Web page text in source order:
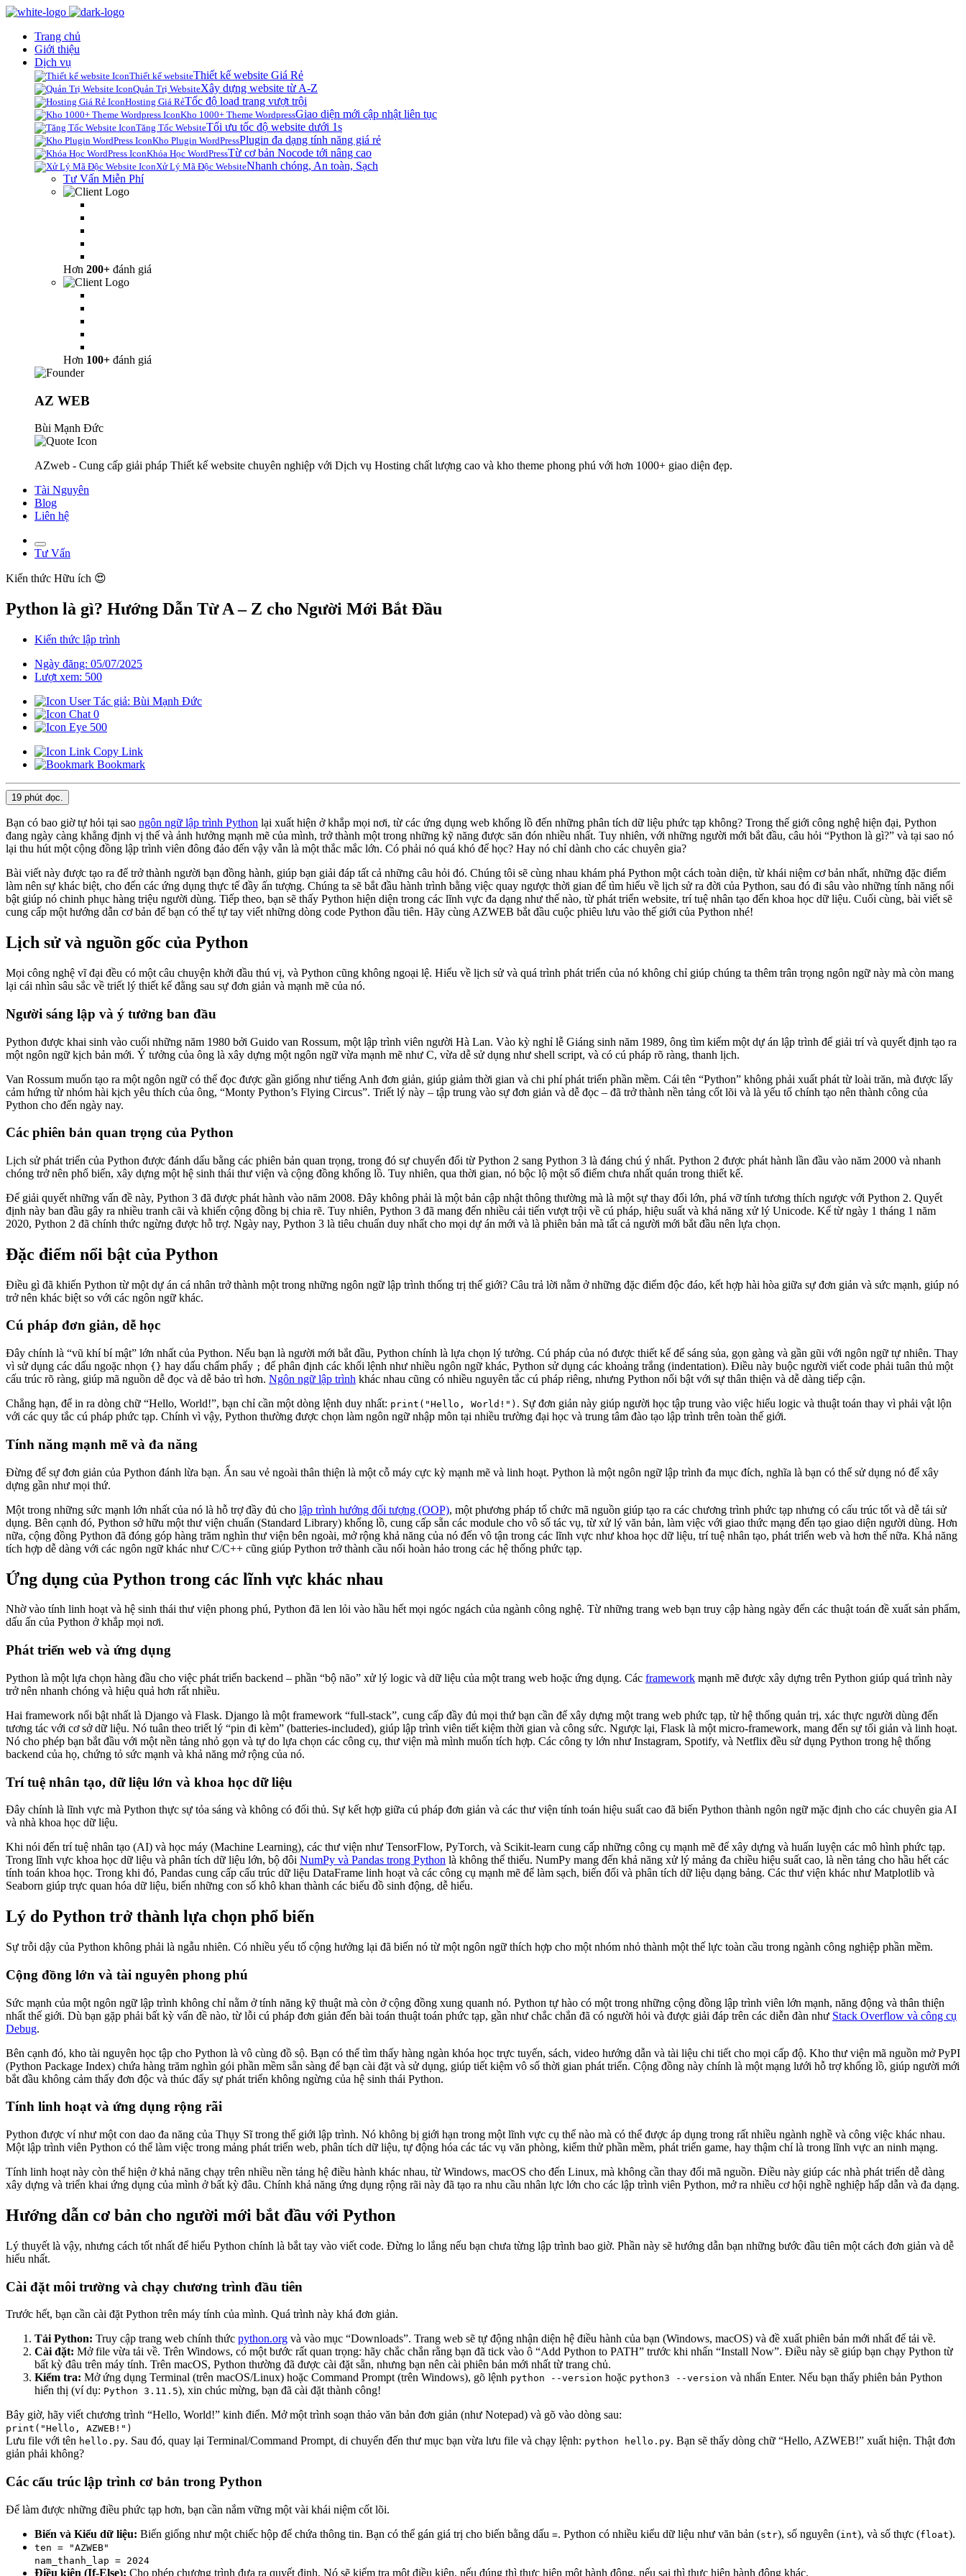
Trang chủ
Giới thiệu
Dịch vụ
Thiết kế websiteThiết kế website Giá Rẻ
Quản Trị WebsiteXây dựng website từ A-Z
Hosting Giá RẻTốc độ load trang vượt trội
Kho 1000+ Theme WordpressGiao diện mới cập nhật liên tục
Tăng Tốc WebsiteTối ưu tốc độ website dưới 1s
Kho Plugin WordPressPlugin đa dạng tính năng giá rẻ
Khóa Học WordPressTừ cơ bản Nocode tới nâng cao
Xử Lý Mã Độc WebsiteNhanh chóng, An toàn, Sạch
Tư Vấn Miễn Phí
Hơn 200+ đánh giá
Hơn 100+ đánh giá
AZ WEB
Bùi Mạnh Đức
AZweb - Cung cấp giải pháp Thiết kế website chuyên nghiệp với Dịch vụ Hosting chất lượng cao và kho theme phong phú với hơn 1000+ giao diện đẹp.
Tài Nguyên
Blog
Liên hệ
Tư Vấn
Kiến thức Hữu ích 😍
Python là gì? Hướng Dẫn Từ A – Z cho Người Mới Bắt Đầu
Kiến thức lập trình
Ngày đăng: 05/07/2025
Lượt xem: 500
Tác giả: Bùi Mạnh Đức
0
500
Copy Link
Bookmark
19 phút đọc.
Bạn có bao giờ tự hỏi tại sao ngôn ngữ lập trình Python lại xuất hiện ở khắp mọi nơi, từ các ứng dụng web khổng lồ đến những phân tích dữ liệu phức tạp không? Trong thế giới công nghệ hiện đại, Python
đang ngày càng khẳng định vị thế và ảnh hưởng mạnh mẽ của mình, trở thành một trong những kỹ năng được săn đón nhiều nhất. Tuy nhiên, với những người mới bắt đầu, câu hỏi “Python là gì?” và tại sao nó
lại thu hút một cộng đồng lập trình viên đông đảo đến vậy vẫn là một thắc mắc lớn. Có phải nó quá khó để học? Hay nó chỉ dành cho các chuyên gia?
Bài viết này được tạo ra để trở thành người bạn đồng hành, giúp bạn giải đáp tất cả những câu hỏi đó. Chúng tôi sẽ cùng nhau khám phá Python một cách toàn diện, từ khái niệm cơ bản nhất, những đặc điểm
làm nên sự khác biệt, cho đến các ứng dụng thực tế đầy ấn tượng. Chúng ta sẽ bắt đầu hành trình bằng việc quay ngược thời gian để tìm hiểu về lịch sử ra đời của Python, sau đó đi sâu vào những tính năng nổi
bật giúp nó chinh phục hàng triệu người dùng. Tiếp theo, bạn sẽ thấy Python hiện diện trong các lĩnh vực đa dạng như thế nào, từ phát triển website, trí tuệ nhân tạo đến khoa học dữ liệu. Cuối cùng, bài viết sẽ
cung cấp một hướng dẫn cơ bản để bạn có thể tự tay viết những dòng code Python đầu tiên. Hãy cùng AZWEB bắt đầu cuộc phiêu lưu vào thế giới của Python nhé!
Lịch sử và nguồn gốc của Python
Mọi công nghệ vĩ đại đều có một câu chuyện khởi đầu thú vị, và Python cũng không ngoại lệ. Hiểu về lịch sử và quá trình phát triển của nó không chỉ giúp chúng ta thêm trân trọng ngôn ngữ này mà còn mang
lại cái nhìn sâu sắc về triết lý thiết kế đằng sau sự đơn giản và mạnh mẽ của nó.
Người sáng lập và ý tưởng ban đầu
Python được khai sinh vào cuối những năm 1980 bởi Guido van Rossum, một lập trình viên người Hà Lan. Vào kỳ nghỉ lễ Giáng sinh năm 1989, ông tìm kiếm một dự án lập trình để giải trí và quyết định tạo ra
một ngôn ngữ kịch bản mới. Ý tưởng của ông là xây dựng một ngôn ngữ vừa mạnh mẽ như C, vừa dễ sử dụng như shell script, và có cú pháp rõ ràng, thanh lịch.
Van Rossum muốn tạo ra một ngôn ngữ có thể đọc được gần giống như tiếng Anh đơn giản, giúp giảm thời gian và chi phí phát triển phần mềm. Cái tên “Python” không phải xuất phát từ loài trăn, mà được lấy
cảm hứng từ nhóm hài kịch yêu thích của ông, “Monty Python’s Flying Circus”. Triết lý này – tập trung vào sự đơn giản và dễ đọc – đã trở thành nền tảng cốt lõi và là yếu tố chính tạo nên thành công của
Python cho đến ngày nay.
Các phiên bản quan trọng của Python
Lịch sử phát triển của Python được đánh dấu bằng các phiên bản quan trọng, trong đó sự chuyển đổi từ Python 2 sang Python 3 là đáng chú ý nhất. Python 2 được phát hành lần đầu vào năm 2000 và nhanh
chóng trở nên phổ biến, xây dựng một hệ sinh thái thư viện và cộng đồng khổng lồ. Tuy nhiên, qua thời gian, nó bộc lộ một số điểm chưa nhất quán trong thiết kế.
Để giải quyết những vấn đề này, Python 3 đã được phát hành vào năm 2008. Đây không phải là một bản cập nhật thông thường mà là một sự thay đổi lớn, phá vỡ tính tương thích ngược với Python 2. Quyết
định này ban đầu gây ra nhiều tranh cãi và khiến cộng đồng bị chia rẽ. Tuy nhiên, Python 3 đã mang đến nhiều cải tiến vượt trội về cú pháp, hiệu suất và khả năng xử lý Unicode. Kể từ ngày 1 tháng 1 năm
2020, Python 2 đã chính thức ngừng được hỗ trợ. Ngày nay, Python 3 là tiêu chuẩn duy nhất cho mọi dự án mới và là phiên bản mà tất cả người mới bắt đầu nên lựa chọn.
Đặc điểm nổi bật của Python
Điều gì đã khiến Python từ một dự án cá nhân trở thành một trong những ngôn ngữ lập trình thống trị thế giới? Câu trả lời nằm ở những đặc điểm độc đáo, kết hợp hài hòa giữa sự đơn giản và sức mạnh, giúp nó
trở nên khác biệt so với các ngôn ngữ khác.
Cú pháp đơn giản, dễ học
Đây chính là “vũ khí bí mật” lớn nhất của Python. Nếu bạn là người mới bắt đầu, Python chính là lựa chọn lý tưởng. Cú pháp của nó được thiết kế để sáng sủa, gọn gàng và gần gũi với ngôn ngữ tự nhiên. Thay
vì sử dụng các dấu ngoặc nhọn {} hay dấu chấm phẩy ; để phân định các khối lệnh như nhiều ngôn ngữ khác, Python sử dụng các khoảng trắng (indentation). Điều này buộc người viết code phải tuân thủ một
cấu trúc rõ ràng, giúp mã nguồn dễ đọc và dễ bảo trì hơn. Ngôn ngữ lập trình khác nhau cũng có nhiều nguyên tắc cú pháp riêng, nhưng Python nổi bật với sự thân thiện và dễ dàng tiếp cận.
Chẳng hạn, để in ra dòng chữ “Hello, World!”, bạn chỉ cần một dòng lệnh duy nhất: print("Hello, World!") . Sự đơn giản này giúp người học tập trung vào việc hiểu logic và thuật toán thay vì phải vật lộn
với các quy tắc cú pháp phức tạp. Chính vì vậy, Python thường được chọn làm ngôn ngữ nhập môn tại nhiều trường đại học và trung tâm đào tạo lập trình trên toàn thế giới.
Tính năng mạnh mẽ và đa năng
Đừng để sự đơn giản của Python đánh lừa bạn. Ẩn sau vẻ ngoài thân thiện là một cỗ máy cực kỳ mạnh mẽ và linh hoạt. Python là một ngôn ngữ lập trình đa mục đích, nghĩa là bạn có thể sử dụng nó để xây
dựng gần như mọi thứ.
Một trong những sức mạnh lớn nhất của nó là hỗ trợ đầy đủ cho lập trình hướng đối tượng (OOP), một phương pháp tổ chức mã nguồn giúp tạo ra các chương trình phức tạp nhưng có cấu trúc tốt và dễ tái sử
dụng. Bên cạnh đó, Python sở hữu một thư viện chuẩn (Standard Library) khổng lồ, cung cấp sẵn các module cho vô số tác vụ, từ xử lý văn bản, làm việc với giao thức mạng đến tạo giao diện người dùng. Hơn
nữa, cộng đồng Python đã đóng góp hàng trăm nghìn thư viện bên ngoài, mở rộng khả năng của nó đến vô tận trong các lĩnh vực như khoa học dữ liệu, trí tuệ nhân tạo, phát triển web và hơn thế nữa. Khả năng
tích hợp dễ dàng với các ngôn ngữ khác như C/C++ cũng giúp Python trở thành cầu nối hoàn hảo trong các hệ thống phức tạp.
Ứng dụng của Python trong các lĩnh vực khác nhau
Nhờ vào tính linh hoạt và hệ sinh thái thư viện phong phú, Python đã len lỏi vào hầu hết mọi ngóc ngách của ngành công nghệ. Từ những trang web bạn truy cập hàng ngày đến các thuật toán đề xuất sản phẩm,
dấu ấn của Python ở khắp mọi nơi.
Phát triển web và ứng dụng
Python là một lựa chọn hàng đầu cho việc phát triển backend – phần “bộ não” xử lý logic và dữ liệu của một trang web hoặc ứng dụng. Các framework mạnh mẽ được xây dựng trên Python giúp quá trình này
trở nên nhanh chóng và hiệu quả hơn rất nhiều.
Hai framework nổi bật nhất là Django và Flask. Django là một framework “full-stack”, cung cấp đầy đủ mọi thứ bạn cần để xây dựng một trang web phức tạp, từ hệ thống quản trị, xác thực người dùng đến
tương tác với cơ sở dữ liệu. Nó tuân theo triết lý “pin đi kèm” (batteries-included), giúp lập trình viên tiết kiệm thời gian và công sức. Ngược lại, Flask là một micro-framework, mang đến sự tối giản và linh hoạt.
Nó cho phép bạn bắt đầu với một nền tảng nhỏ gọn và tự do lựa chọn các công cụ, thư viện mà mình muốn tích hợp. Các công ty lớn như Instagram, Spotify, và Netflix đều sử dụng Python trong hệ thống
backend của họ, chứng tỏ sức mạnh và khả năng mở rộng của nó.
Trí tuệ nhân tạo, dữ liệu lớn và khoa học dữ liệu
Đây chính là lĩnh vực mà Python thực sự tỏa sáng và không có đối thủ. Sự kết hợp giữa cú pháp đơn giản và các thư viện tính toán hiệu suất cao đã biến Python thành ngôn ngữ mặc định cho các chuyên gia AI
và nhà khoa học dữ liệu.
Khi nói đến trí tuệ nhân tạo (AI) và học máy (Machine Learning), các thư viện như TensorFlow, PyTorch, và Scikit-learn cung cấp những công cụ mạnh mẽ để xây dựng và huấn luyện các mô hình phức tạp.
Trong lĩnh vực khoa học dữ liệu và phân tích dữ liệu lớn, bộ đôi NumPy và Pandas trong Python là không thể thiếu. NumPy mang đến khả năng xử lý mảng đa chiều hiệu suất cao, là nền tảng cho hầu hết các
tính toán khoa học. Trong khi đó, Pandas cung cấp cấu trúc dữ liệu DataFrame linh hoạt và các công cụ mạnh mẽ để làm sạch, biến đổi và phân tích dữ liệu dạng bảng. Các thư viện khác như Matplotlib và
Seaborn giúp trực quan hóa dữ liệu, biến những con số khô khan thành các biểu đồ sinh động, dễ hiểu.
Lý do Python trở thành lựa chọn phổ biến
Sự trỗi dậy của Python không phải là ngẫu nhiên. Có nhiều yếu tố cộng hưởng lại đã biến nó từ một ngôn ngữ thích hợp cho một nhóm nhỏ thành một thế lực toàn cầu trong ngành công nghiệp phần mềm.
Cộng đồng lớn và tài nguyên phong phú
Sức mạnh của một ngôn ngữ lập trình không chỉ nằm ở tính năng kỹ thuật mà còn ở cộng đồng xung quanh nó. Python tự hào có một trong những cộng đồng lập trình viên lớn mạnh, năng động và thân thiện
nhất thế giới. Dù bạn gặp phải bất kỳ vấn đề nào, từ lỗi cú pháp đơn giản đến bài toán thuật toán phức tạp, gần như chắc chắn đã có người hỏi và được giải đáp trên các diễn đàn như Stack Overflow và công cụ
Debug.
Bên cạnh đó, kho tài nguyên học tập cho Python là vô cùng đồ sộ. Bạn có thể tìm thấy hàng ngàn khóa học trực tuyến, sách, video hướng dẫn và tài liệu chi tiết cho mọi cấp độ. Kho thư viện mã nguồn mở PyPI
(Python Package Index) chứa hàng trăm nghìn gói phần mềm sẵn sàng để bạn cài đặt và sử dụng, giúp tiết kiệm vô số thời gian phát triển. Cộng đồng này chính là một mạng lưới hỗ trợ khổng lồ, giúp người mới
bắt đầu không cảm thấy đơn độc và thúc đẩy sự phát triển không ngừng của hệ sinh thái Python.
Tính linh hoạt và ứng dụng rộng rãi
Python được ví như một con dao đa năng của Thụy Sĩ trong thế giới lập trình. Nó không bị giới hạn trong một lĩnh vực cụ thể nào mà có thể được áp dụng trong rất nhiều ngành nghề và công việc khác nhau.
Một lập trình viên Python có thể làm việc trong mảng phát triển web, phân tích dữ liệu, tự động hóa các tác vụ văn phòng, kiểm thử phần mềm, phát triển game, hay thậm chí là trong lĩnh vực an ninh mạng.
Tính linh hoạt này còn thể hiện ở khả năng chạy trên nhiều nền tảng hệ điều hành khác nhau, từ Windows, macOS cho đến Linux, mà không cần thay đổi mã nguồn. Điều này giúp các nhà phát triển dễ dàng
xây dựng và triển khai ứng dụng của mình ở bất kỳ đâu. Chính khả năng ứng dụng rộng rãi này đã tạo ra nhu cầu nhân lực lớn cho các lập trình viên Python, mở ra nhiều cơ hội nghề nghiệp hấp dẫn và đa dạng.
Hướng dẫn cơ bản cho người mới bắt đầu với Python
Lý thuyết là vậy, nhưng cách tốt nhất để hiểu Python chính là bắt tay vào viết code. Đừng lo lắng nếu bạn chưa từng lập trình bao giờ. Phần này sẽ hướng dẫn bạn những bước đầu tiên một cách đơn giản và dễ
hiểu nhất.
Cài đặt môi trường và chạy chương trình đầu tiên
Trước hết, bạn cần cài đặt Python trên máy tính của mình. Quá trình này khá đơn giản.
Tải Python: Truy cập trang web chính thức python.org và vào mục “Downloads”. Trang web sẽ tự động nhận diện hệ điều hành của bạn (Windows, macOS) và đề xuất phiên bản mới nhất để tải về.
Cài đặt: Mở file vừa tải về. Trên Windows, có một bước rất quan trọng: hãy chắc chắn rằng bạn đã tick vào ô “Add Python to PATH” trước khi nhấn “Install Now”. Điều này sẽ giúp bạn chạy Python từ
bất kỳ đâu trên máy tính. Trên macOS, Python thường đã được cài đặt sẵn, nhưng bạn nên cài phiên bản mới nhất từ trang chủ.
Kiểm tra: Mở ứng dụng Terminal (trên macOS/Linux) hoặc Command Prompt (trên Windows), gõ lệnh python --version hoặc python3 --version và nhấn Enter. Nếu bạn thấy phiên bản Python
hiển thị (ví dụ: Python 3.11.5), xin chúc mừng, bạn đã cài đặt thành công!
Bây giờ, hãy viết chương trình “Hello, World!” kinh điển. Mở một trình soạn thảo văn bản đơn giản (như Notepad) và gõ vào dòng sau:
print("Hello, AZWEB!")
Lưu file với tên hello.py. Sau đó, quay lại Terminal/Command Prompt, di chuyển đến thư mục bạn vừa lưu file và chạy lệnh: python hello.py. Bạn sẽ thấy dòng chữ “Hello, AZWEB!” xuất hiện. Thật đơn
giản phải không?
Các cấu trúc lập trình cơ bản trong Python
Để làm được những điều phức tạp hơn, bạn cần nắm vững một vài khái niệm cốt lõi.
Biến và Kiểu dữ liệu: Biến giống như một chiếc hộp để chứa thông tin. Bạn có thể gán giá trị cho biến bằng dấu =. Python có nhiều kiểu dữ liệu như văn bản (str), số nguyên (int), và số thực (float).
ten = "AZWEB"
nam_thanh_lap = 2024
Điều kiện (If-Else): Cho phép chương trình đưa ra quyết định. Nó sẽ kiểm tra một điều kiện, nếu đúng thì thực hiện một hành động, nếu sai thì thực hiện hành động khác.